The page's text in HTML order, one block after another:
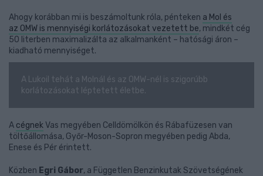
Ahogy korábban mi is beszámoltunk róla, pénteken a Mol és
az OMW is mennyiségi korlátozásokat vezetett be, mindkét cég
50 literben maximalizálta az alkalmanként – hatósági áron –
kiadható mennyiséget.
A Lukoil tehát a Molnál és az OMW-nél is szigorúbb
korlátozásokat léptetett életbe.
A cégnekVas megyében Celldömölkön és Rábafüzesen van
töltőállomása, Győr-Moson-Sopron megyében pedig Abda,
Enese és Pér érintett.
Közben Egri Gábor, a Független Benzinkutak Szövetségének